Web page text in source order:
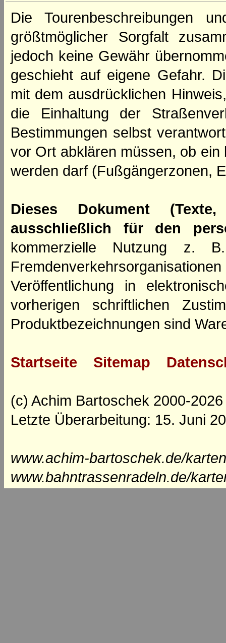
Die Tourenbeschreibungen
größtmöglicher Sorgfalt
jedoch keine Gewähr
geschieht auf eigene Gefahr.
mit dem ausdrücklichen
die Einhaltung der
Bestimmungen selbst
vor Ort abklären müssen, ob
werden darf (Fußgängerzonen,
Dieses Dokument
ausschließlich für den
kommerzielle Nutzung z.
Veröffentlichung in
vorherigen schriftlichen
Produktbezeichnungen sind
Startseite Sitemap
(c) Achim Bartoschek 2000-2026
Letzte Überarbeitung: 15. Juni
www.achim-bartoschek.de/
www.bahntrassenradeln.de/